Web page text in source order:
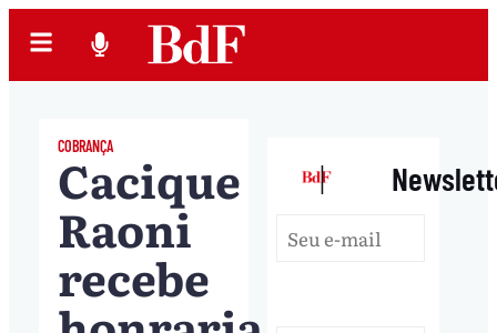
COBRANÇA
Cacique
Raoni
recebe
|